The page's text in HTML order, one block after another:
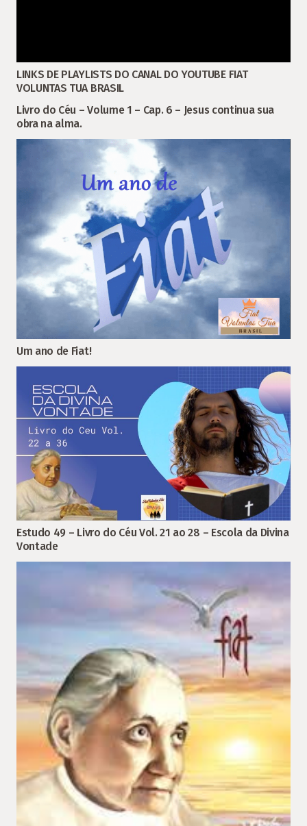
LINKS DE PLAYLISTS DO CANAL DO YOUTUBE FIAT
VOLUNTAS TUA BRASIL
Livro do Céu – Volume 1 – Cap. 6 – Jesus continua sua
obra na alma.
Um ano de Fiat!
Estudo 49 – Livro do Céu Vol. 21 ao 28 – Escola da Divina
Vontade